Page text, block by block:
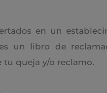
en un
un libro de
queja y/o reclamo.